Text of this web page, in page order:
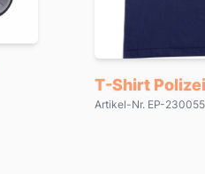
T-Shirt
Artikel-Nr. EP-230055